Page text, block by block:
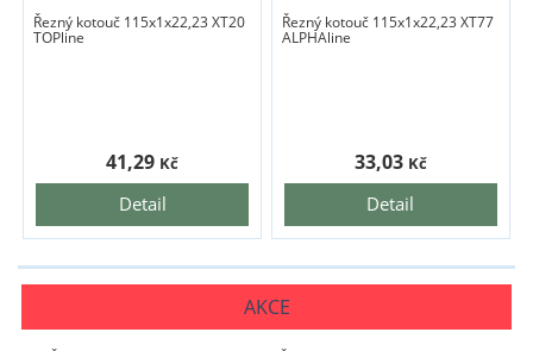
Řezný kotouč 115x1x22,23 XT20
TOPline
Detail
41,29 Kč
Řezný kotouč 115x1x22,23 XT77
ALPHAline
Detail
33,03 Kč
AKCE